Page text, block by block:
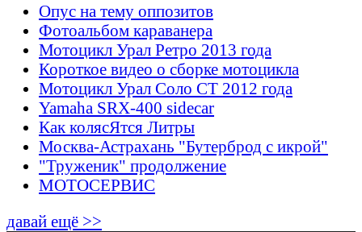
Опус на тему оппозитов
Фотоальбом караванера
Мотоцикл Урал Ретро 2013 года
Короткое видео о сборке мотоцикла
Мотоцикл Урал Соло СТ 2012 года
Yamaha SRX-400 sidecar
Как колясЯтся Литры
Москва-Астрахань "Бутерброд с икрой"
"Труженик" продолжение
МОТОСЕРВИС
давай ещё >>